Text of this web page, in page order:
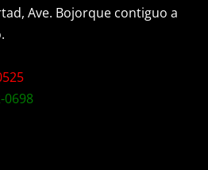
Ave. Bojorque contiguo a
0698